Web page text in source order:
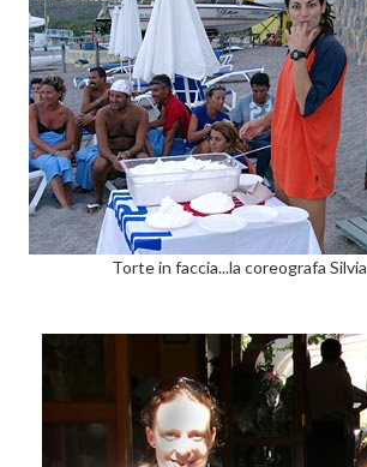
Torte in faccia...la coreografa Silvia